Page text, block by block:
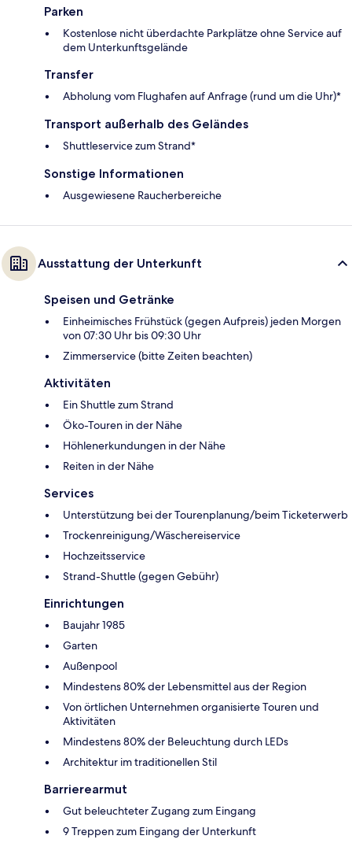
Parken
Kostenlose nicht überdachte Parkplätze ohne Service auf
dem Unterkunftsgelände
Transfer
Abholung vom Flughafen auf Anfrage (rund um die Uhr)*
Transport außerhalb des Geländes
Shuttleservice zum Strand*
Sonstige Informationen
Ausgewiesene Raucherbereiche
Ausstattung der Unterkunft
Speisen und Getränke
Einheimisches Frühstück (gegen Aufpreis) jeden Morgen
von 07:30 Uhr bis 09:30 Uhr
Zimmerservice (bitte Zeiten beachten)
Aktivitäten
Ein Shuttle zum Strand
Öko-Touren in der Nähe
Höhlenerkundungen in der Nähe
Reiten in der Nähe
Services
Unterstützung bei der Tourenplanung/beim Ticketerwerb
Trockenreinigung/Wäschereiservice
Hochzeitsservice
Strand-Shuttle (gegen Gebühr)
Einrichtungen
Baujahr 1985
Garten
Außenpool
Mindestens 80% der Lebensmittel aus der Region
Von örtlichen Unternehmen organisierte Touren und
Aktivitäten
Mindestens 80% der Beleuchtung durch LEDs
Architektur im traditionellen Stil
Barrierearmut
Gut beleuchteter Zugang zum Eingang
9 Treppen zum Eingang der Unterkunft